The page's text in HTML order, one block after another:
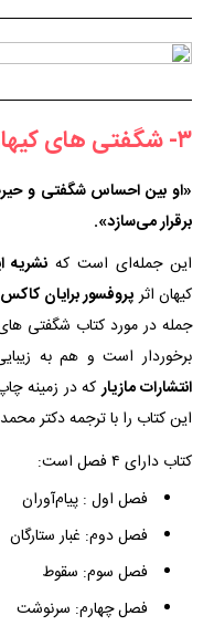
۳- شگفتی های کیهان
«او بین احساس شگفتی و
برقرار می‌سازد».
این جمله‌ای است که نشریه
کیهان اثرپروفسور برایان کاکس
جمله در مورد کتاب شگفتی‌
برخوردار است و هم به
انتشارات مازیارکه در زمینه
این کتاب را با ترجمه دکتر
کتاب دارای ۴ فصل است:
فصل اول : پیام‌آوران
فصل دوم: غبار ستارگان
فصل سوم: سقوط
فصل چهارم: سرنوشت